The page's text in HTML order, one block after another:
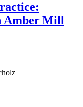
Amber Mill